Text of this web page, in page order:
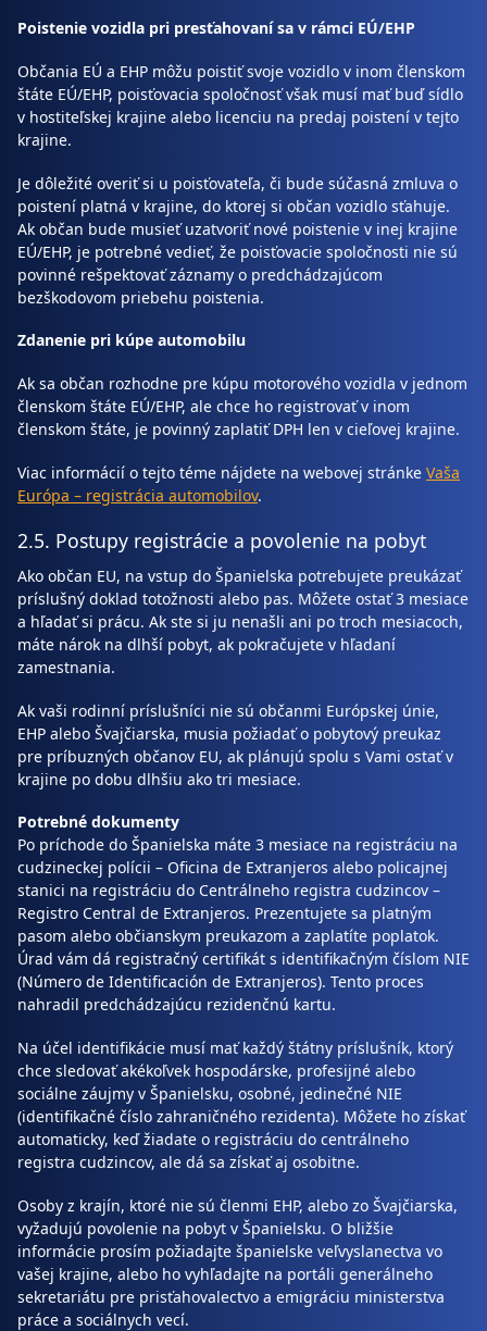
Poistenie vozidla pri presťahovaní sa v rámci EÚ/EHP
Občania EÚ a EHP môžu poistiť svoje vozidlo v inom členskom
štáte EÚ/EHP, poisťovacia spoločnosť však musí mať buď sídlo
v hostiteľskej krajine alebo licenciu na predaj poistení v tejto
krajine.
Je dôležité overiť si u poisťovateľa, či bude súčasná zmluva o
poistení platná v krajine, do ktorej si občan vozidlo sťahuje.
Ak občan bude musieť uzatvoriť nové poistenie v inej krajine
EÚ/EHP, je potrebné vedieť, že poisťovacie spoločnosti nie sú
povinné rešpektovať záznamy o predchádzajúcom
bezškodovom priebehu poistenia.
Zdanenie pri kúpe automobilu
Ak sa občan rozhodne pre kúpu motorového vozidla v jednom
členskom štáte EÚ/EHP, ale chce ho registrovať v inom
členskom štáte, je povinný zaplatiť DPH len v cieľovej krajine.
Viac informácií o tejto téme nájdete na webovej stránke Vaša
Európa – registrácia automobilov.
2.5. Postupy registrácie a povolenie na pobyt
Ako občan EU, na vstup do Španielska potrebujete preukázať
príslušný doklad totožnosti alebo pas. Môžete ostať 3 mesiace
a hľadať si prácu. Ak ste si ju nenašli ani po troch mesiacoch,
máte nárok na dlhší pobyt, ak pokračujete v hľadaní
zamestnania.
Ak vaši rodinní príslušníci nie sú občanmi Európskej únie,
EHP alebo Švajčiarska, musia požiadať o pobytový preukaz
pre príbuzných občanov EU, ak plánujú spolu s Vami ostať v
krajine po dobu dlhšiu ako tri mesiace.
Potrebné dokumenty
Po príchode do Španielska máte 3 mesiace na registráciu na
cudzineckej polícii – Oficina de Extranjeros alebo policajnej
stanici na registráciu do Centrálneho registra cudzincov –
Registro Central de Extranjeros. Prezentujete sa platným
pasom alebo občianskym preukazom a zaplatíte poplatok.
Úrad vám dá registračný certifikát s identifikačným číslom NIE
(Número de Identificación de Extranjeros). Tento proces
nahradil predchádzajúcu rezidenčnú kartu.
Na účel identifikácie musí mať každý štátny príslušník, ktorý
chce sledovať akékoľvek hospodárske, profesijné alebo
sociálne záujmy v Španielsku, osobné, jedinečné NIE
(identifikačné číslo zahraničného rezidenta). Môžete ho získať
automaticky, keď žiadate o registráciu do centrálneho
registra cudzincov, ale dá sa získať aj osobitne.
Osoby z krajín, ktoré nie sú členmi EHP, alebo zo Švajčiarska,
vyžadujú povolenie na pobyt v Španielsku. O bližšie
informácie prosím požiadajte španielske veľvyslanectva vo
vašej krajine, alebo ho vyhľadajte na portáli generálneho
sekretariátu pre prisťahovalectvo a emigráciu ministerstva
práce a sociálnych vecí.